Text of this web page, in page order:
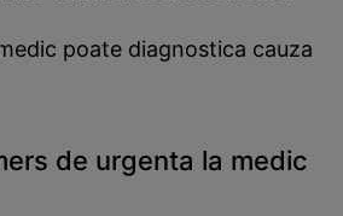
poate diagnostica cauza
de urgenta la medic